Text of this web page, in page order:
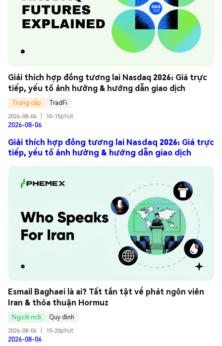
Giải thích hợp đồng tương lai Nasdaq 2026: Giá trực
tiếp, yếu tố ảnh hưởng & hướng dẫn giao dịch
Trung cấp
TradFi
2026-08-06
10-15phút
2026-08-06
Giải thích hợp đồng tương lai Nasdaq 2026: Giá trực
tiếp, yếu tố ảnh hưởng & hướng dẫn giao dịch
Esmail Baghaei là ai? Tất tần tật về phát ngôn viên
Iran & thỏa thuận Hormuz
Người mới
Quy định
2026-08-06
15-20phút
2026-08-06